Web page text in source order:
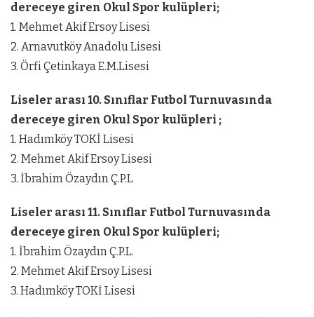
dereceye giren Okul Spor kulüpleri;
1. Mehmet Akif Ersoy Lisesi
2. Arnavutköy Anadolu Lisesi
3. Örfi Çetinkaya E.M.Lisesi
Liseler arası 10. Sınıflar Futbol Turnuvasında
dereceye giren Okul Spor kulüpleri ;
1. Hadımköy TOKİ Lisesi
2. Mehmet Akif Ersoy Lisesi
3. İbrahim Özaydın Ç.P.L
Liseler arası 11. Sınıflar Futbol Turnuvasında
dereceye giren Okul Spor kulüpleri;
1. İbrahim Özaydın Ç.P.L.
2. Mehmet Akif Ersoy Lisesi
3. Hadımköy TOKİ Lisesi